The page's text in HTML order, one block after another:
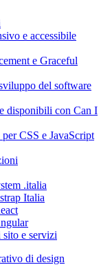
e accessibile
e Graceful
del software
disponibili con Can I
CSS e JavaScript
.italia
Italia
e servizi
di design